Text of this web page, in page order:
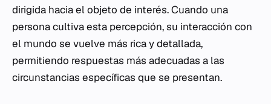
dirigida hacia el objeto de interés. Cuando una
persona cultiva esta percepción, su interacción con
el mundo se vuelve más rica y detallada,
permitiendo respuestas más adecuadas a las
circunstancias específicas que se presentan.